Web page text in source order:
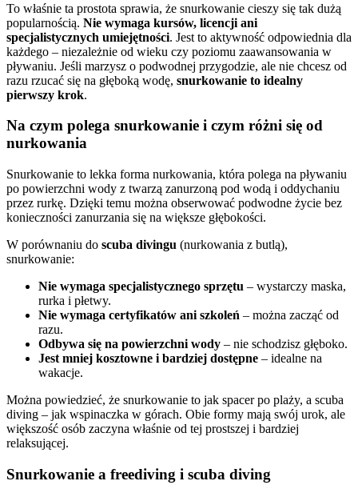
To właśnie ta prostota sprawia, że snurkowanie cieszy się tak dużą
popularnością. Nie wymaga kursów, licencji ani
specjalistycznych umiejętności. Jest to aktywność odpowiednia dla
każdego – niezależnie od wieku czy poziomu zaawansowania w
pływaniu. Jeśli marzysz o podwodnej przygodzie, ale nie chcesz od
razu rzucać się na głęboką wodę, snurkowanie to idealny
pierwszy krok.
Na czym polega snurkowanie i czym różni się od
nurkowania
Snurkowanie to lekka forma nurkowania, która polega na pływaniu
po powierzchni wody z twarzą zanurzoną pod wodą i oddychaniu
przez rurkę. Dzięki temu można obserwować podwodne życie bez
konieczności zanurzania się na większe głębokości.
W porównaniu do scuba divingu (nurkowania z butlą),
snurkowanie:
Nie wymaga specjalistycznego sprzętu – wystarczy maska,
rurka i płetwy.
Nie wymaga certyfikatów ani szkoleń – można zacząć od
razu.
Odbywa się na powierzchni wody – nie schodzisz głęboko.
Jest mniej kosztowne i bardziej dostępne – idealne na
wakacje.
Można powiedzieć, że snurkowanie to jak spacer po plaży, a scuba
diving – jak wspinaczka w górach. Obie formy mają swój urok, ale
większość osób zaczyna właśnie od tej prostszej i bardziej
relaksującej.
Snurkowanie a freediving i scuba diving